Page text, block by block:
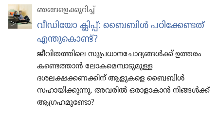
ഞങ്ങളെ​ക്കു​റിച്ച്‌
വീഡിയോ ക്ലിപ്പ്‌: ബൈബിൾ പഠിക്കേണ്ടത്‌
എന്തുകൊണ്ട്‌?
ജീവിതത്തിലെ സുപ്രധാനചോദ്യങ്ങൾക്ക്‌ ഉത്തരം
കണ്ടെത്താൻ ലോകമെമ്പാടുമുള്ള
ദശലക്ഷക്കണക്കിന്‌ ആളുകളെ ബൈബിൾ
സഹായിക്കുന്നു. അവരിൽ ഒരാളാകാൻ നിങ്ങൾക്ക്‌
ആഗ്രഹമുണ്ടോ?